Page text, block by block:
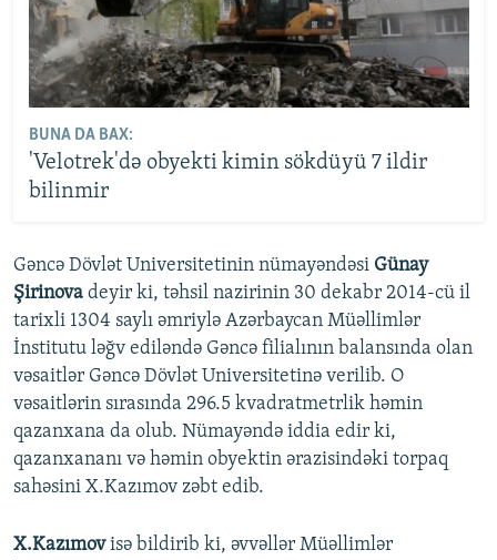
BUNA DA BAX:
'Velotrek'də obyekti kimin sökdüyü 7 ildir
bilinmir
Gəncə Dövlət Universitetinin nümayəndəsi Günay
Şirinova deyir ki, təhsil nazirinin 30 dekabr 2014-cü il
tarixli 1304 saylı əmriylə Azərbaycan Müəllimlər
İnstitutu ləğv ediləndə Gəncə filialının balansında olan
vəsaitlər Gəncə Dövlət Universitetinə verilib. O
vəsaitlərin sırasında 296.5 kvadratmetrlik həmin
qazanxana da olub. Nümayəndə iddia edir ki,
qazanxananı və həmin obyektin ərazisindəki torpaq
sahəsini X.Kazımov zəbt edib.
X.Kazımovisə bildirib ki, əvvəllər Müəllimlər